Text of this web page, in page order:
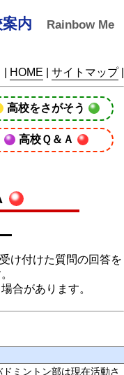
内
Rainbow Me
HOME サイトマップ|
高校をさがそう
高校Ｑ＆Ａ
け付けた質問の回答を
合があります。
ミントン部は現在活動さ